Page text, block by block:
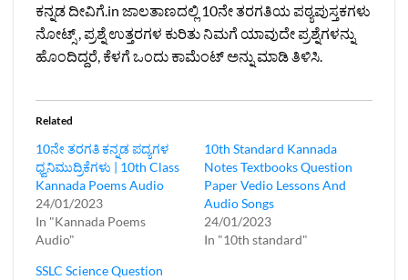
ಕನ್ನಡ ದೀವಿಗೆ.in ಜಾಲತಾಣದಲ್ಲಿ 10ನೇ ತರಗತಿಯ ಪಠ್ಯಪುಸ್ತಕಗಳು
ನೋಟ್ಸ್ , ಪ್ರಶ್ನೆ ಉತ್ತರಗಳ ಕುರಿತು ನಿಮಗೆ ಯಾವುದೇ ಪ್ರಶ್ನೆಗಳನ್ನು
ಹೊಂದಿದ್ದರೆ, ಕೆಳಗೆ ಒಂದು ಕಾಮೆಂಟ್ ಅನ್ನು ಮಾಡಿ ತಿಳಿಸಿ.
Related
10ನೇ ತರಗತಿ ಕನ್ನಡ ಪದ್ಯಗಳ
ಧ್ವನಿಮುದ್ರಿಕೆಗಳು | 10th Class
Kannada Poems Audio
24/01/2023
In "Kannada Poems
Audio"
10th Standard Kannada
Notes Textbooks Question
Paper Vedio Lessons And
Audio Songs
24/01/2023
In "10th standard"
SSLC Science Question